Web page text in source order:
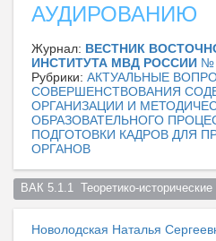
АУДИРОВАНИЮ
Журнал: ВЕСТНИК
ИНСТИТУТА МВД РОССИИ №
Рубрики: АКТУАЛЬНЫЕ
СОВЕРШЕНСТВОВАНИЯ
ОРГАНИЗАЦИИ И
ОБРАЗОВАТЕЛЬНОГО
ПОДГОТОВКИ КАДРОВ ДЛЯ
ОРГАНОВ
ВАК 5.1.1  Теоретико-
Новолодская Наталья